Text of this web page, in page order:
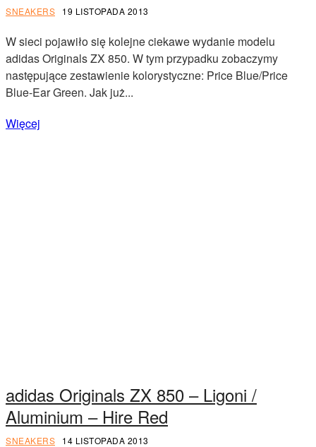
SNEAKERS 19 LISTOPADA 2013
W sieci pojawiło się kolejne ciekawe wydanie modelu
adidas Originals ZX 850. W tym przypadku zobaczymy
następujące zestawienie kolorystyczne: Price Blue/Price
Blue-Ear Green. Jak już...
Więcej
adidas Originals ZX 850 – Ligoni /
Aluminium – Hire Red
SNEAKERS 14 LISTOPADA 2013